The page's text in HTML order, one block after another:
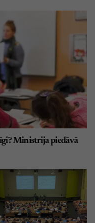
Ministrija piedāvā